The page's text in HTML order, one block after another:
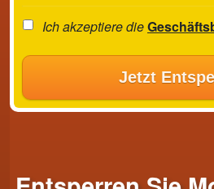
Ich akzeptiere die
Jetzt